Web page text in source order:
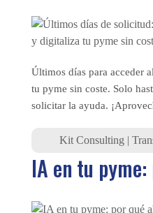
Últimos días para acceder
tu pyme sin coste. Solo
solicitar la ayuda.
Kit Consulting |
IA en tu